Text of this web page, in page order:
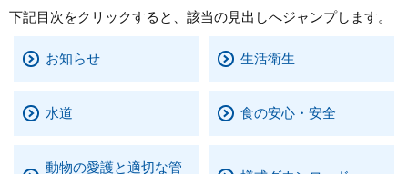
くらし・環境
健康・福祉
教育・文化・スポーツ
しごと・産業・観光
下記目次をクリックすると、該当の見出しへジャンプします。
お知らせ 生活衛生
水道 食の安心・安全
動物の愛護と適切な管